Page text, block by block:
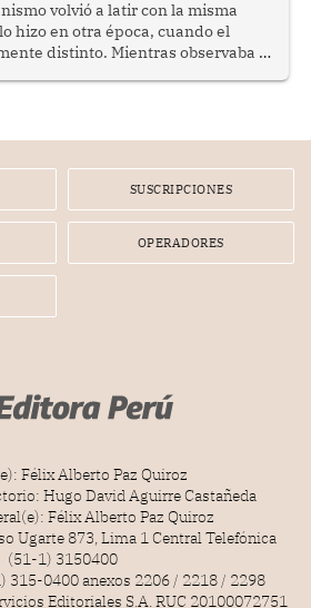
volvió a latir con la misma
hizo en otra época, cuando el
distinto. Mientras observaba el
SUSCRIPCIONES
OPERADORES
Félix Alberto Paz Quiroz
Hugo David Aguirre Castañeda
Félix Alberto Paz Quiroz
Ugarte 873, Lima 1 Central Telefónica
(51-1) 3150400
315-0400 anexos 2206 / 2218 / 2298
Editoriales S.A. RUC 20100072751